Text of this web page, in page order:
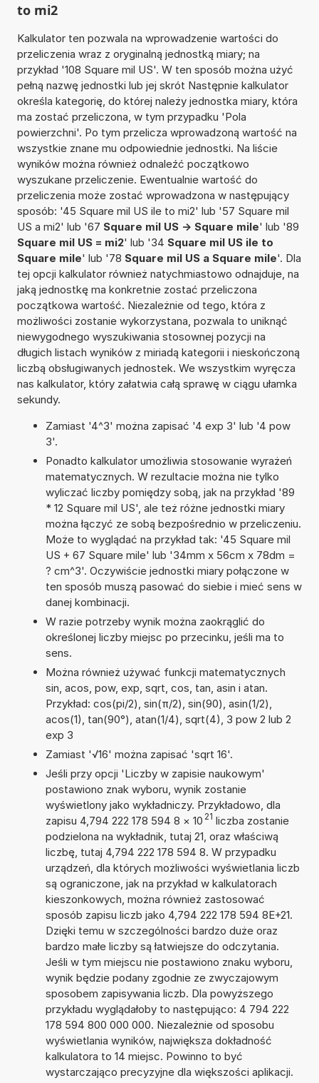
to mi2
Kalkulator ten pozwala na wprowadzenie wartości do
przeliczenia wraz z oryginalną jednostką miary; na
przykład '108 Square mil US'. W ten sposób można użyć
pełną nazwę jednostki lub jej skrót Następnie kalkulator
określa kategorię, do której należy jednostka miary, która
ma zostać przeliczona, w tym przypadku 'Pola
powierzchni'. Po tym przelicza wprowadzoną wartość na
wszystkie znane mu odpowiednie jednostki. Na liście
wyników można również odnaleźć początkowo
wyszukane przeliczenie. Ewentualnie wartość do
przeliczenia może zostać wprowadzona w następujący
sposób: '45 Square mil US ile to mi2' lub '57 Square mil
US a mi2' lub '67 Square mil US -> Square mile' lub '89
Square mil US = mi2' lub '34 Square mil US ile to
Square mile' lub '78 Square mil US a Square mile'. Dla
tej opcji kalkulator również natychmiastowo odnajduje, na
jaką jednostkę ma konkretnie zostać przeliczona
początkowa wartość. Niezależnie od tego, która z
możliwości zostanie wykorzystana, pozwala to uniknąć
niewygodnego wyszukiwania stosownej pozycji na
długich listach wyników z miriadą kategorii i nieskończoną
liczbą obsługiwanych jednostek. We wszystkim wyręcza
nas kalkulator, który załatwia całą sprawę w ciągu ułamka
sekundy.
Zamiast '4^3' można zapisać '4 exp 3' lub '4 pow
3'.
Ponadto kalkulator umożliwia stosowanie wyrażeń
matematycznych. W rezultacie można nie tylko
wyliczać liczby pomiędzy sobą, jak na przykład '89
* 12 Square mil US', ale też różne jednostki miary
można łączyć ze sobą bezpośrednio w przeliczeniu.
Może to wyglądać na przykład tak: '45 Square mil
US + 67 Square mile' lub '34mm x 56cm x 78dm =
? cm^3'. Oczywiście jednostki miary połączone w
ten sposób muszą pasować do siebie i mieć sens w
danej kombinacji.
W razie potrzeby wynik można zaokrąglić do
określonej liczby miejsc po przecinku, jeśli ma to
sens.
Można również używać funkcji matematycznych
sin, acos, pow, exp, sqrt, cos, tan, asin i atan.
Przykład: cos(pi/2), sin(π/2), sin(90), asin(1/2),
acos(1), tan(90°), atan(1/4), sqrt(4), 3 pow 2 lub 2
exp 3
Zamiast '√16' można zapisać 'sqrt 16'.
Jeśli przy opcji 'Liczby w zapisie naukowym'
postawiono znak wyboru, wynik zostanie
wyświetlony jako wykładniczy. Przykładowo, dla
zapisu 4,794 222 178 594 8 × 10 21 liczba zostanie
podzielona na wykładnik, tutaj 21, oraz właściwą
liczbę, tutaj 4,794 222 178 594 8. W przypadku
urządzeń, dla których możliwości wyświetlania liczb
są ograniczone, jak na przykład w kalkulatorach
kieszonkowych, można również zastosować
sposób zapisu liczb jako 4,794 222 178 594 8E+21.
Dzięki temu w szczególności bardzo duże oraz
bardzo małe liczby są łatwiejsze do odczytania.
Jeśli w tym miejscu nie postawiono znaku wyboru,
wynik będzie podany zgodnie ze zwyczajowym
sposobem zapisywania liczb. Dla powyższego
przykładu wyglądałoby to następująco: 4 794 222
178 594 800 000 000. Niezależnie od sposobu
wyświetlania wyników, największa dokładność
kalkulatora to 14 miejsc. Powinno to być
wystarczająco precyzyjne dla większości aplikacji.